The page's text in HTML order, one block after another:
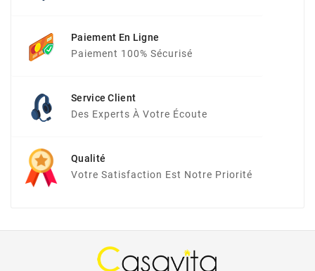
Paiement En Ligne
Paiement 100% Sécurisé
Service Client
Des Experts À Votre Écoute
Qualité
Votre Satisfaction Est Notre Priorité